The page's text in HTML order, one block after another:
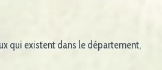
qui existent dans le département,